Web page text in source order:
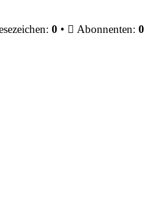
0 • Abonnenten: 0